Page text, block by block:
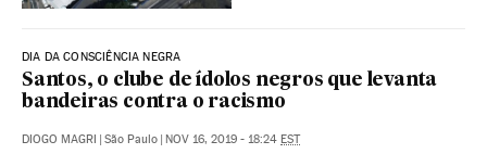
DIA DA CONSCIÊNCIA NEGRA
Santos, o clube de ídolos negros que levanta
bandeiras contra o racismo
DIOGO MAGRI | São Paulo | NOV 16, 2019 - 18:24 EST